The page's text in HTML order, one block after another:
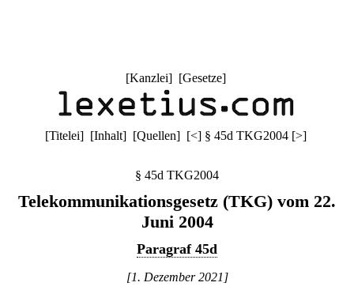
[Kanzlei] [Gesetze]
[Titelei] [Inhalt] [Quellen] [<] § 45d TKG2004 [>]
§ 45d TKG2004
Telekommunikationsgesetz (TKG) vom 22.
Juni 2004
Paragraf 45d
[1. Dezember 2021]